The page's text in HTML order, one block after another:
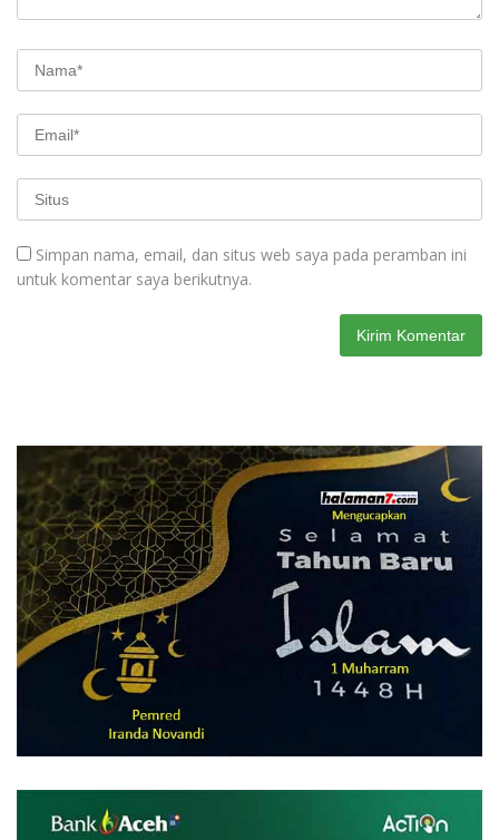
Simpan nama, email, dan situs web saya pada peramban ini
untuk komentar saya berikutnya.